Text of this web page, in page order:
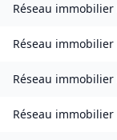
Réseau immobilier
Réseau immobilier
Réseau immobilier
Réseau immobilier